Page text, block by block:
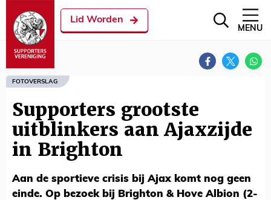
Lid Worden
MENU
FOTOVERSLAG
Supporters grootste
uitblinkers aan Ajaxzijde
in Brighton
Aan de sportieve crisis bij Ajax komt nog geen
einde. Op bezoek bij Brighton & Hove Albion (2-